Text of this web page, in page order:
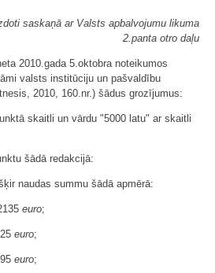
saskaņā ar Valsts apbalvojumu likuma
2.panta otro daļu
2010.gada 5.oktobra noteikumos
valsts institūciju un pašvaldību
2010, 160.nr.) šādus grozījumus:
skaitli un vārdu "5000 latu" ar skaitli
šādā redakcijā:
naudas summu šādā apmērā:
euro;
euro;
euro;